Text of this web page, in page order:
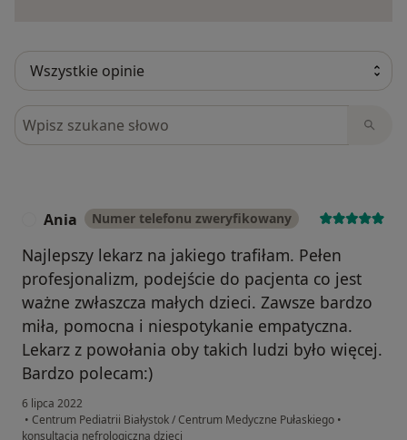
Szukaj w opiniach
Ania Numer telefonu zweryfikowany
Najlepszy lekarz na jakiego trafiłam. Pełen
profesjonalizm, podejście do pacjenta co jest
ważne zwłaszcza małych dzieci. Zawsze bardzo
miła, pomocna i niespotykanie empatyczna.
Lekarz z powołania oby takich ludzi było więcej.
Bardzo polecam:)
6 lipca 2022
• Centrum Pediatrii Białystok / Centrum Medyczne Pułaskiego •
konsultacja nefrologiczna dzieci